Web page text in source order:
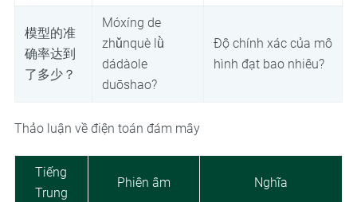
模型的准
确率达到
了多少？
Móxíng de
zhǔnquè lǜ
dádàole
duōshao?
Độ chính xác của mô
hình đạt bao nhiêu?
Thảo luận về điện toán đám mây
Tiếng
Trung
Phiên âm Nghĩa